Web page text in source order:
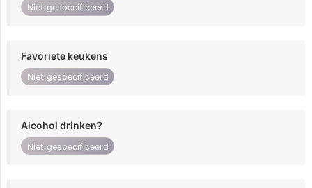
Niet gespecificeerd
Favoriete keukens
Niet gespecificeerd
Alcohol drinken?
Niet gespecificeerd